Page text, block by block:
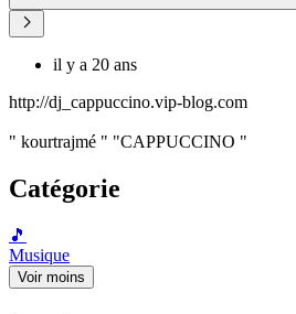
il y a 20 ans
http://dj_cappuccino.vip-blog.com
" kourtrajmé " "CAPPUCCINO "
Catégorie
🎵
Musique
Voir moins